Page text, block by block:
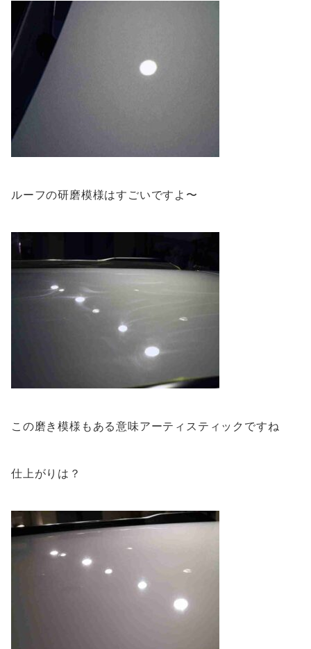
ルーフの研磨模様はすごいですよ〜
この磨き模様もある意味アーティスティックですね
仕上がりは？